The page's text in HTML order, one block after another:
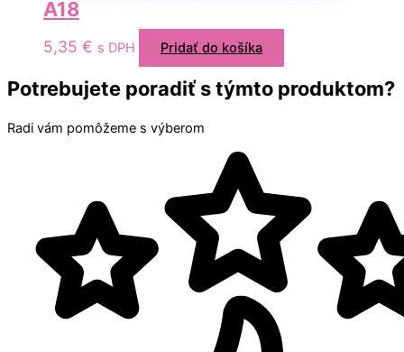
A18
5,35 € s DPH Pridať do košíka
Potrebujete poradiť s týmto produktom?
Radi vám pomôžeme s výberom